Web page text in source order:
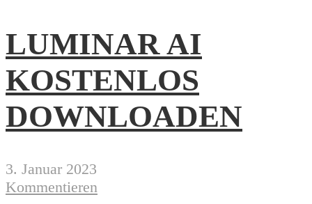
LUMINAR AI
KOSTENLOS
DOWNLOADEN
3. Januar 2023
Kommentieren